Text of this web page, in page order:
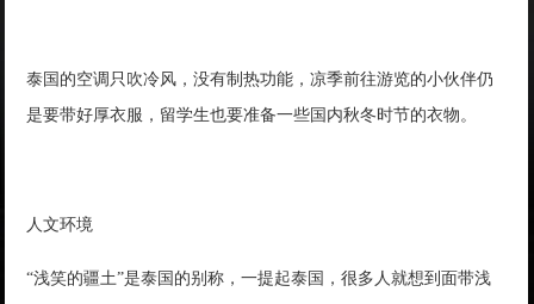
泰国的空调只吹冷风，没有制热功能，凉季前往游览的小伙伴仍
是要带好厚衣服，留学生也要准备一些国内秋冬时节的衣物。
人文环境
“浅笑的疆土”是泰国的别称，一提起泰国，很多人就想到面带浅